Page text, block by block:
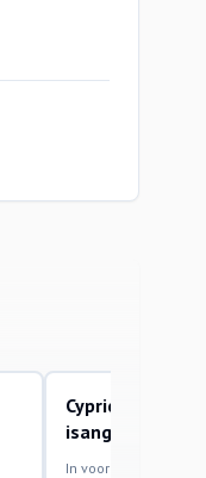
aquariumvissen
Cyprichromis
isanga 6cm
In voorraad